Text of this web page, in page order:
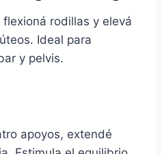
rodillas y elevá
Ideal para
y pelvis.
apoyos, extendé